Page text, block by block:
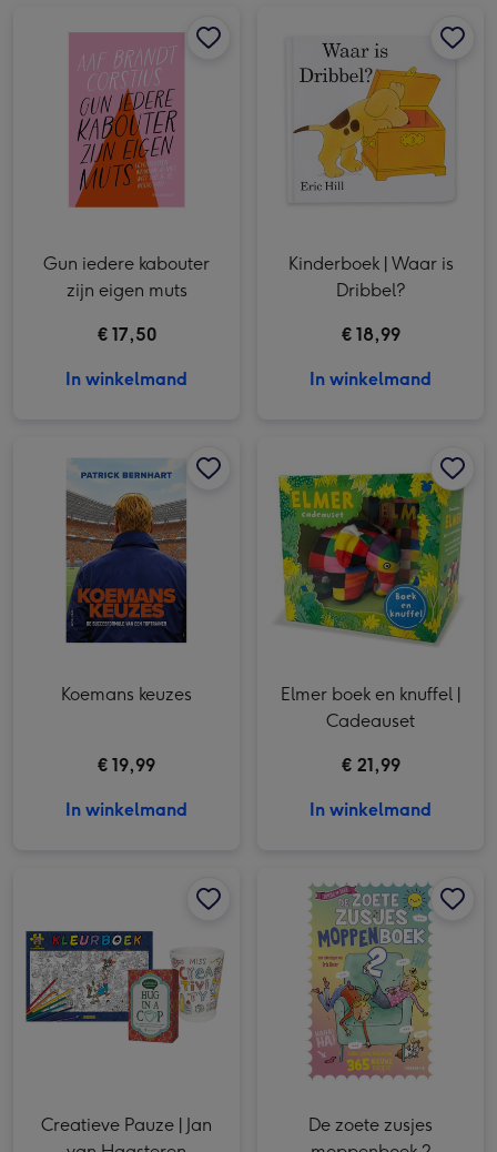
Gun iedere kabouter
zijn eigen muts
€ 17,50
In winkelmand
Kinderboek | Waar is
Dribbel?
€ 18,99
In winkelmand
Koemans keuzes
€ 19,99
In winkelmand
Elmer boek en knuffel |
Cadeauset
€ 21,99
In winkelmand
Creatieve Pauze | Jan
De zoete zusjes